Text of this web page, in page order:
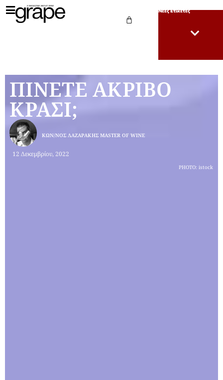
Νέες Ετικέτες
ΠΙΝΕΤΕ ΑΚΡΙΒΟ
ΚΡΑΣΙ;
12 Δεκεμβρίου, 2022
ΚΩΝ/ΝΟΣ ΛΑΖΑΡΆΚΗΣ MASTER OF WINE
PHOTO: istock